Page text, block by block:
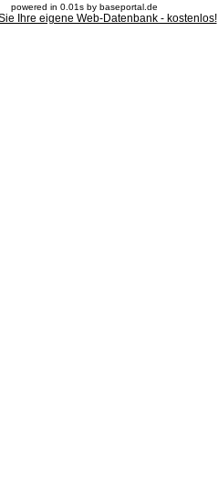
powered in 0.01s by baseportal.de
Ihre eigene Web-Datenbank - kostenlos!